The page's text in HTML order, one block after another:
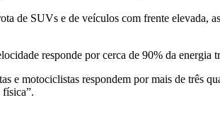
de SUVs e de veículos com frente elevada,
responde por cerca de 90% da energia
e motociclistas respondem por mais de três
física”.